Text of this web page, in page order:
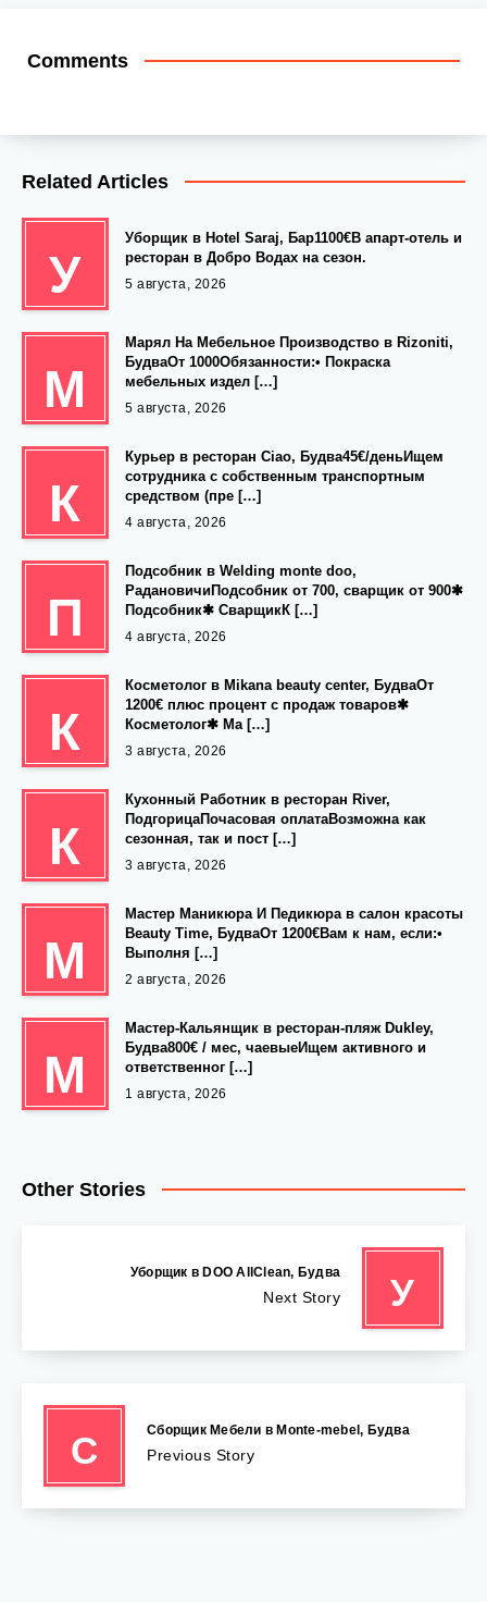
Comments
Related Articles
У
Уборщик в Hotel Saraj, Бар1100€В апарт-отель и
ресторан в Добро Водах на сезон.
5 августа, 2026
М
Марял На Мебельное Производство в Rizoniti,
БудваОт 1000Обязанности:• Покраска
мебельных издел […]
5 августа, 2026
К
Курьер в ресторан Ciao, Будва45€/деньИщем
сотрудника с собственным транспортным
средством (пре […]
4 августа, 2026
П
Подсобник в Welding monte doo,
РадановичиПодсобник от 700, сварщик от 900✱
Подсобник✱ СварщикК […]
4 августа, 2026
К
Косметолог в Mikana beauty center, БудваОт
1200€ плюс процент с продаж товаров✱
Косметолог✱ Ма […]
3 августа, 2026
К
Кухонный Работник в ресторан River,
ПодгорицаПочасовая оплатаВозможна как
сезонная, так и пост […]
3 августа, 2026
М
Мастер Маникюра И Педикюра в салон красоты
Beauty Time, БудваОт 1200€Вам к нам, если:•
Выполня […]
2 августа, 2026
М
Мастер-Кальянщик в ресторан-пляж Dukley,
Будва800€ / мес, чаевыеИщем активного и
ответственног […]
1 августа, 2026
Other Stories
У
Уборщик в DOO AllClean, Будва
Next Story
С Сборщик Мебели в Monte-mebel, Будва
Previous Story